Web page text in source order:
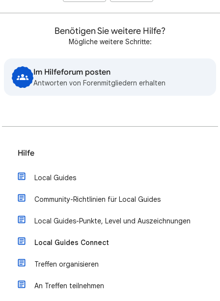
Benötigen Sie weitere Hilfe?
Mögliche weitere Schritte:
Im Hilfeforum posten
Antworten von Forenmitgliedern erhalten
Hilfe
Local Guides
Community-Richtlinien für Local Guides
Local Guides-Punkte, Level und Auszeichnungen
Local Guides Connect
Treffen organisieren
An Treffen teilnehmen